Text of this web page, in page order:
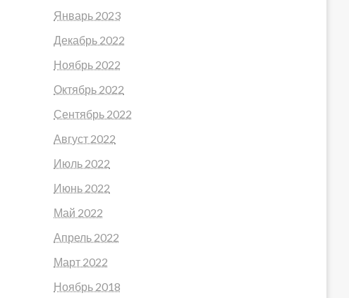
Январь 2023
Декабрь 2022
Ноябрь 2022
Октябрь 2022
Сентябрь 2022
Август 2022
Июль 2022
Июнь 2022
Май 2022
Апрель 2022
Март 2022
Ноябрь 2018